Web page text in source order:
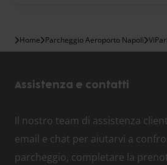
Home Parcheggio Aeroporto Napoli
Assistenza e contatti
Il nostro team di assistenza
email e chat per aiutarvi a
parcheggio, completare la